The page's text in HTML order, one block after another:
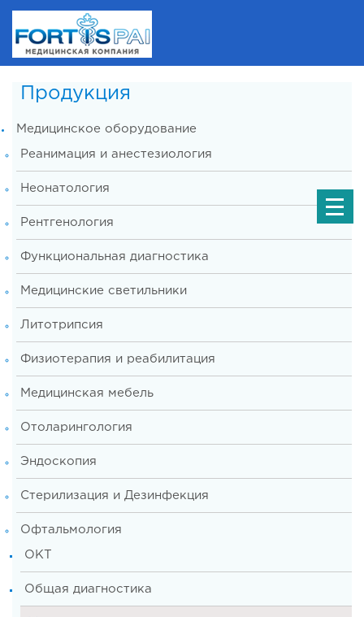
Продукция
Медицинское оборудование
Реанимация и анестезиология
Неонатология
Рентгенология
Функциональная диагностика
Медицинские светильники
Литотрипсия
Физиотерапия и реабилитация
Медицинская мебель
Отоларингология
Эндоскопия
Стерилизация и Дезинфекция
Офтальмология
OKT
Общая диагностика